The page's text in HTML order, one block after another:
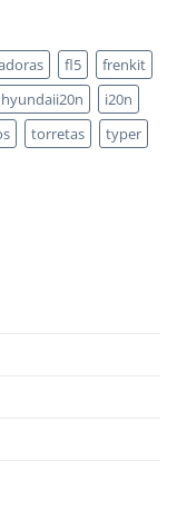
fl5
frenkit
hyundaii20n
i20n
torretas
typer